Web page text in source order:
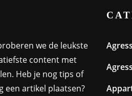
we de leukste
content met
Heb je nog tips of
een artikel plaatsen?